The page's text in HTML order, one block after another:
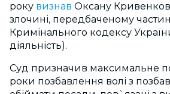
року визнав Оксану
злочині, передбаченому
Кримінального кодексу
діяльність).
Суд призначив максимальне
роки позбавлення волі з